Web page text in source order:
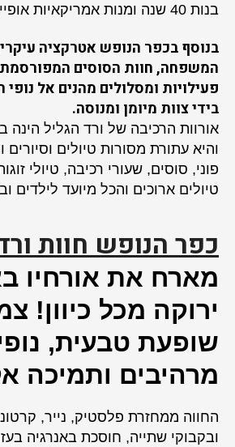
בנות 40 שנה ומנות אמריקאיות אופייניות.
בנוסף בכפר הנופש אטרקציה
המשפחה, חוות הסוסים המפורסמת
פעילויות ומסלולים מהנים אל
בידי צוות מיומן ומנוסה.
אורוות הרכיבה של ורד הגליל הינה
והיא עתורת מסורות טיולים
פוני, סוסים, שעורי רכיבה, טיולי
טיולים ארוכים והכל מיועד לילדים
כפר הנופש חוות
מארח את אורחיו
ירוקה מכל כיוון!
שופעת טבעית,
מרהיבים ותמיכה
החווה ממחזרת פלסטיק, נייר,
ובקבוקי שתייה, חוסכת באנרגיה